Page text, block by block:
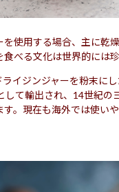
使用する場合、主に乾
べる文化は世界的には珍
イジンジャーを粉末に
て輸出され、14世紀
。現在も海外では使い